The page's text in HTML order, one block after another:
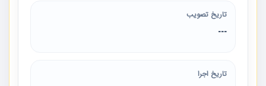
تاریخ تصویب
---
تاریخ اجرا